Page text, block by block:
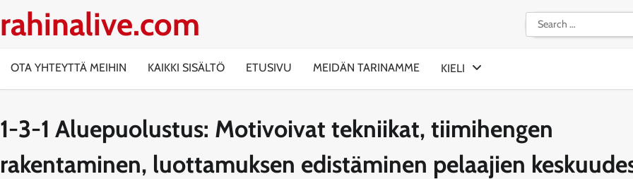
to
rahinalive.com
Search
for:
OTA YHTEYTTÄ MEIHIN KAIKKI SISÄLTÖ ETUSIVU MEIDÄN TARINAMME KIELI
1-3-1 Aluepuolustus: Motivoivat tekniikat, tiimihengen
rakentaminen, luottamuksen edistäminen pelaajien